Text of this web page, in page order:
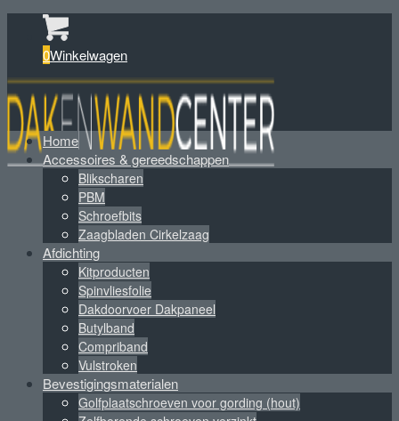
0Winkelwagen
Home
Accessoires & gereedschappen
Blikscharen
PBM
Schroefbits
Zaagbladen Cirkelzaag
Afdichting
Kitproducten
Spinvliesfolie
Dakdoorvoer Dakpaneel
Butylband
Compriband
Vulstroken
Bevestigingsmaterialen
Golfplaatschroeven voor gording (hout)